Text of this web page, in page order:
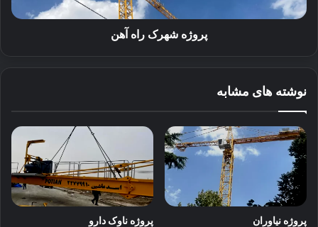
پروژه شهرک راه آهن
نوشته های مشابه
پروژه نیاوران پروژه ناوک دارو